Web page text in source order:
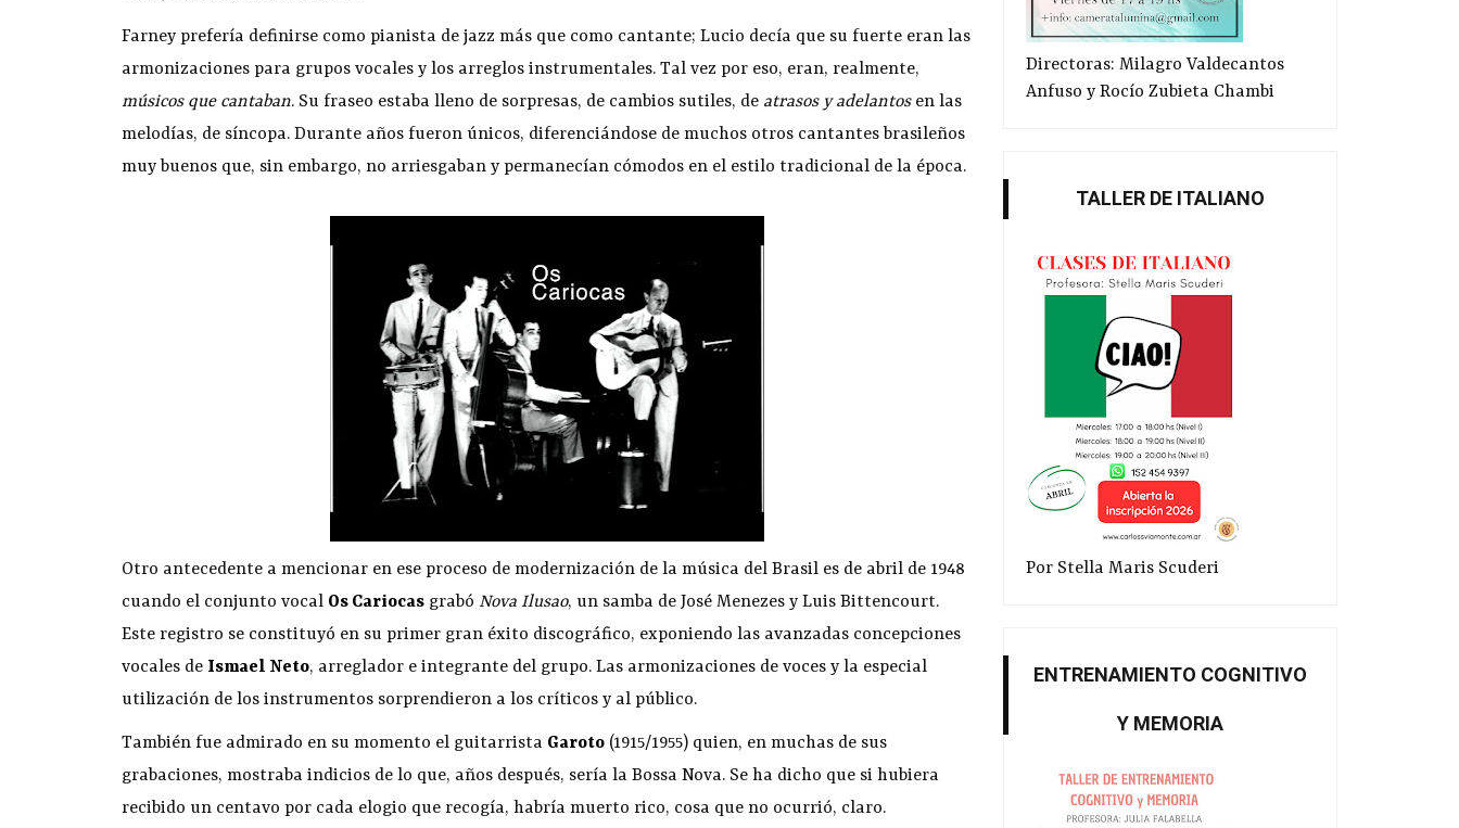
Farney prefería definirse como pianista de jazz más que como cantante; Lucio decía que su fuerte eran las
armonizaciones para grupos vocales y los arreglos instrumentales. Tal vez por eso, eran, realmente,
músicos que cantaban. Su fraseo estaba lleno de sorpresas, de cambios sutiles, de atrasos y adelantosen las
melodías, de síncopa. Durante años fueron únicos, diferenciándose de muchos otros cantantes brasileños
muy buenos que, sin embargo, no arriesgaban y permanecían cómodos en el estilo tradicional de la época.
Otro antecedente a mencionar en ese proceso de modernización de la música del Brasil es de abril de 1948
cuando el conjunto vocal Os Cariocas grabó Nova Ilusao, un samba de José Menezes y Luis Bittencourt.
Este registro se constituyó en su primer gran éxito discográfico, exponiendo las avanzadas concepciones
vocales de Ismael Neto, arreglador e integrante del grupo. Las armonizaciones de voces y la especial
utilización de los instrumentos sorprendieron a los críticos y al público.
También fue admirado en su momento el guitarrista Garoto (1915/1955) quien, en muchas de sus
grabaciones, mostraba indicios de lo que, años después, sería la Bossa Nova. Se ha dicho que si hubiera
recibido un centavo por cada elogio que recogía, habría muerto rico, cosa que no ocurrió, claro.
Directoras: Milagro Valdecantos
Anfuso y Rocío Zubieta Chambi
TALLER DE ITALIANO
Por Stella Maris Scuderi
ENTRENAMIENTO COGNITIVO
Y MEMORIA